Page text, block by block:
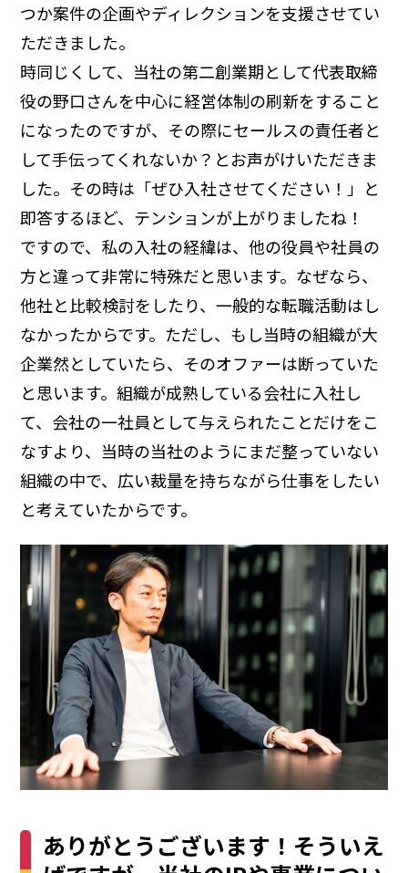
つか案件の企画やディレクションを支援させてい
ただきました。
時同じくして、当社の第二創業期として代表取締
役の野口さんを中心に経営体制の刷新をすること
になったのですが、その際にセールスの責任者と
して手伝ってくれないか？とお声がけいただきま
した。その時は「ぜひ入社させてください！」と
即答するほど、テンションが上がりましたね！
ですので、私の入社の経緯は、他の役員や社員の
方と違って非常に特殊だと思います。なぜなら、
他社と比較検討をしたり、一般的な転職活動はし
なかったからです。ただし、もし当時の組織が大
企業然としていたら、そのオファーは断っていた
と思います。組織が成熟している会社に入社し
て、会社の一社員として与えられたことだけをこ
なすより、当時の当社のようにまだ整っていない
組織の中で、広い裁量を持ちながら仕事をしたい
と考えていたからです。
ありがとうございます！そういえ